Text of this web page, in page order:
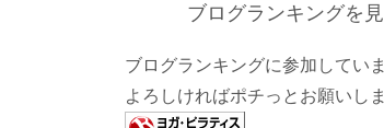
ブログランキングを
ブログランキングに参加していま
よろしければポチっとお願いし